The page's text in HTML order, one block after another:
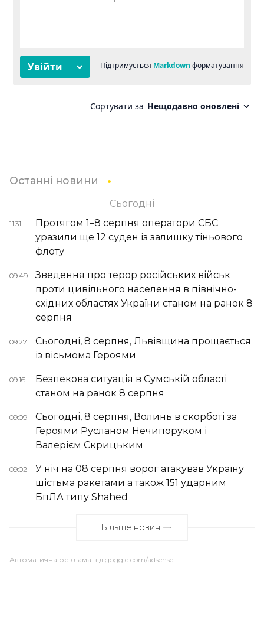
Останні новини
Сьогодні
11:31
Протягом 1–8 серпня оператори СБС
уразили ще 12 суден із залишку тіньового
флоту
09:49
Зведення про терор російських військ
проти цивільного населення в північно-
східних областях України станом на ранок 8
серпня
09:27
Сьогодні, 8 серпня, Львівщина прощається
із вісьмома Героями
09:16
Безпекова ситуація в Сумській області
станом на ранок 8 серпня
09:09
Сьогодні, 8 серпня, Волинь в скорботі за
Героями Русланом Нечипоруком і
Валерієм Скрицьким
09:02
У ніч на 08 серпня ворог атакував Україну
шістьма ракетами а також 151 ударним
БпЛА типу Shahed
Більше новин
Автоматична реклама від goggle.com/adsense: